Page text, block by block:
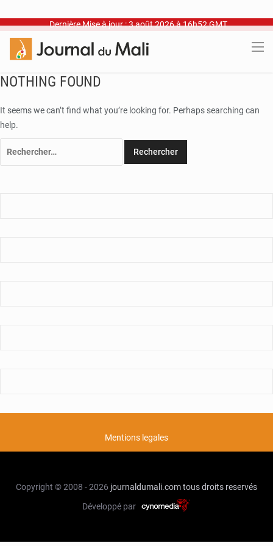
Dernière Mise à jour : 3 août 2026 à 16h52 GMT
NOTHING FOUND
It seems we can’t find what you’re looking for. Perhaps searching can
help.
Mentions legales
Copyright © 2008 - 2026 journaldumali.comtous droits reservés
Développé par